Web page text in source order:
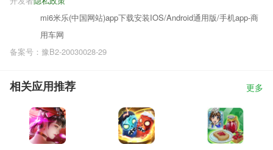
mi6米乐(中国网站)app下载安装IOS/Android通用版/手机app-商
用车网
备案号：豫B2-20030028-29
相关应用推荐 更多